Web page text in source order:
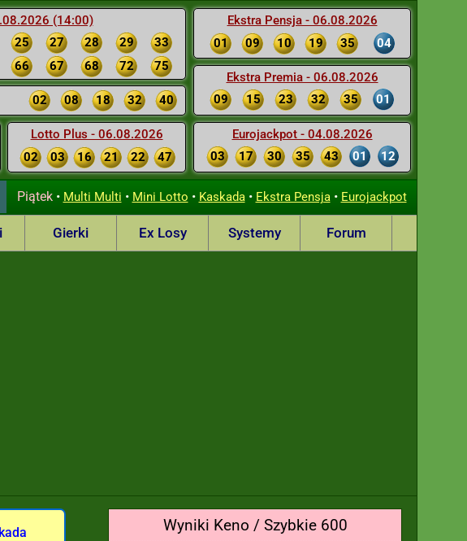
(14:00)
25 27 28 29
33
66 67 68 72 75
02 08 18 32 40
Lotto Plus - 06.08.2026
02
03 16 21 22 47
Ekstra Pensja - 06.08.2026
01
09 10 19 35 04
Ekstra Premia - 06.08.2026
09
15 23 32 35 01
Eurojackpot - 04.08.2026
03
17 30 35 43 01 12
Piątek• Multi Multi • Mini Lotto • Kaskada• Ekstra Pensja• Eurojackpot
Gierki Ex Losy Systemy Forum
Wyniki Keno / Szybkie 600